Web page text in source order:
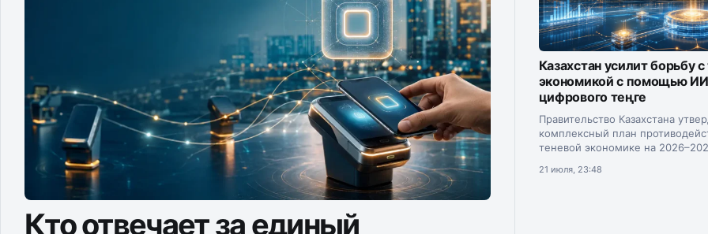
Кто отвечает за единый
Казахстан усилит борьбу
экономикой с помощью
цифрового теңге
Правительство Казахстана
комплексный план
теневой экономике на
Олжас Бектенов.
21 июля, 23:48